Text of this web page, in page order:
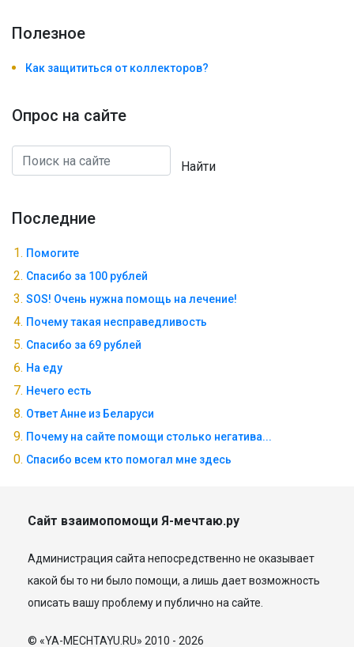
Полезноe
Как защититься от коллекторов?
Опрос на сайте
Найти
Последние
Помогите
Спасибо за 100 рублей
SOS! Очень нужна помощь на лечение!
Почему такая несправедливость
Спасибо за 69 рублей
На еду
Нечего есть
Ответ Анне из Беларуси
Почему на сайте помощи столько негатива...
Спасибо всем кто помогал мне здесь
Сайт взаимопомощи Я-мечтаю.ру
Администрация сайта непосредственно не оказывает
какой бы то ни было помощи, а лишь дает возможность
описать вашу проблему и публично на сайте.
© «YA-MECHTAYU.RU» 2010 - 2026